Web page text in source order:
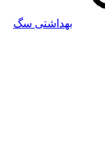
بهداشتی سگ